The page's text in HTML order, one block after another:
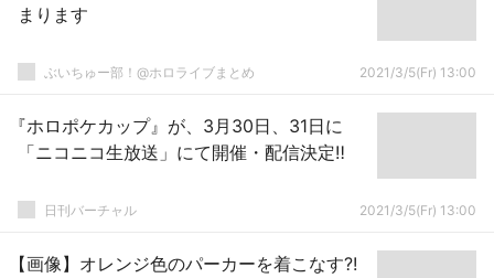
まります
ぶいちゅー部！@ホロライブまとめ 2021/3/5(Fr) 13:00
『ホロポケカップ』が、3月30日、31日に
「ニコニコ生放送」にて開催・配信決定‼
日刊バーチャル 2021/3/5(Fr) 13:00
【画像】オレンジ色のパーカーを着こなす?!